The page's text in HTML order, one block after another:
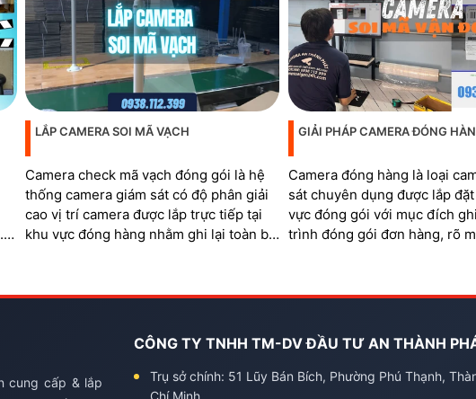
LẮP CAMERA SOI MÃ VẠCH
Camera check mã vạch đóng gói là hệ
thống camera giám sát có độ phân giải
cao vị trí camera được lắp trực tiếp tại
khu vực đóng hàng nhằm ghi lại toàn bộ
đơn
GIẢI PHÁP CAMERA ĐÓNG
Camera đóng hàng là loại
sát chuyên dụng được lắp
vực đóng gói với mục đích
trình đóng gói đơn hàng, rõ
cung cấp & lắp
CÔNG TY TNHH TM-DV ĐẦU TƯ AN THÀNH
Trụ sở chính: 51 Lũy Bán Bích, Phường Phú Thạnh,
Chí Minh